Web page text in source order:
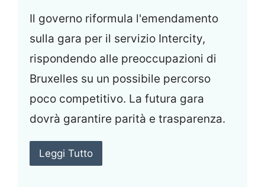
Il governo riformula l'emendamento
sulla gara per il servizio Intercity,
rispondendo alle preoccupazioni di
Bruxelles su un possibile percorso
poco competitivo. La futura gara
dovrà garantire parità e trasparenza.
Leggi Tutto